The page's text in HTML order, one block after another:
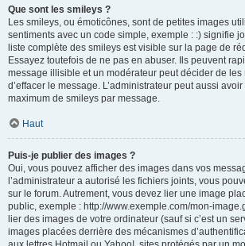
Que sont les smileys ?
Les smileys, ou émoticônes, sont de petites images
sentiments avec un code simple, exemple : :) signifie
liste complète des smileys est visible sur la page de
Essayez toutefois de ne pas en abuser. Ils peuvent
message illisible et un modérateur peut décider de
d’effacer le message. L’administrateur peut aussi
maximum de smileys par message.
Haut
Puis-je publier des images ?
Oui, vous pouvez afficher des images dans vos
l’administrateur a autorisé les fichiers joints, vous
sur le forum. Autrement, vous devez lier une image
public, exemple : http://www.exemple.com/mon-
lier des images de votre ordinateur (sauf si c’est un
images placées derrière des mécanismes